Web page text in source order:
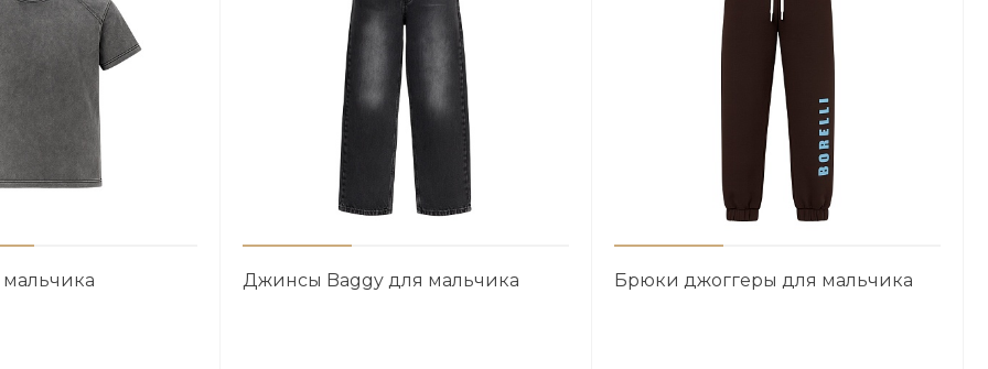
Джинсы Baggy для мальчика Брюки джоггеры для мальчика